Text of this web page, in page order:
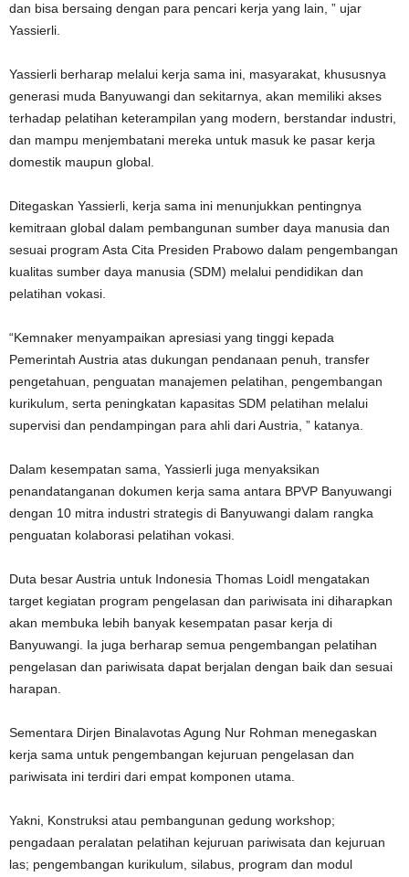
dan bisa bersaing dengan para pencari kerja yang lain, ” ujar
Yassierli.
Yassierli berharap melalui kerja sama ini, masyarakat, khususnya
generasi muda Banyuwangi dan sekitarnya, akan memiliki akses
terhadap pelatihan keterampilan yang modern, berstandar industri,
dan mampu menjembatani mereka untuk masuk ke pasar kerja
domestik maupun global.
Ditegaskan Yassierli, kerja sama ini menunjukkan pentingnya
kemitraan global dalam pembangunan sumber daya manusia dan
sesuai program Asta Cita Presiden Prabowo dalam pengembangan
kualitas sumber daya manusia (SDM) melalui pendidikan dan
pelatihan vokasi.
“Kemnaker menyampaikan apresiasi yang tinggi kepada
Pemerintah Austria atas dukungan pendanaan penuh, transfer
pengetahuan, penguatan manajemen pelatihan, pengembangan
kurikulum, serta peningkatan kapasitas SDM pelatihan melalui
supervisi dan pendampingan para ahli dari Austria, ” katanya.
Dalam kesempatan sama, Yassierli juga menyaksikan
penandatanganan dokumen kerja sama antara BPVP Banyuwangi
dengan 10 mitra industri strategis di Banyuwangi dalam rangka
penguatan kolaborasi pelatihan vokasi.
Duta besar Austria untuk Indonesia Thomas Loidl mengatakan
target kegiatan program pengelasan dan pariwisata ini diharapkan
akan membuka lebih banyak kesempatan pasar kerja di
Banyuwangi. Ia juga berharap semua pengembangan pelatihan
pengelasan dan pariwisata dapat berjalan dengan baik dan sesuai
harapan.
Sementara Dirjen Binalavotas Agung Nur Rohman menegaskan
kerja sama untuk pengembangan kejuruan pengelasan dan
pariwisata ini terdiri dari empat komponen utama.
Yakni, Konstruksi atau pembangunan gedung workshop;
pengadaan peralatan pelatihan kejuruan pariwisata dan kejuruan
las; pengembangan kurikulum, silabus, program dan modul